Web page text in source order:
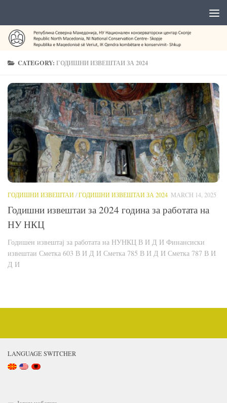
CATEGORY:ГОДИШНИ ИЗВЕШТАИ ЗА 2024
ГОДИШНИ ИЗВЕШТАИ/ГОДИШНИ ИЗВЕШТАИ ЗА 2024 MARCH 14, 2025
Годишни извештаи за 2024 година за работата на
НУ НКЦ
Годишен извештај за работата на НУНКЦ В И Д И Финансиски
извештаи Сметка 603 В И Д И Сметка 785 В И Д И Сметка 787 В И
Д И
LANGUAGE SWITCHER